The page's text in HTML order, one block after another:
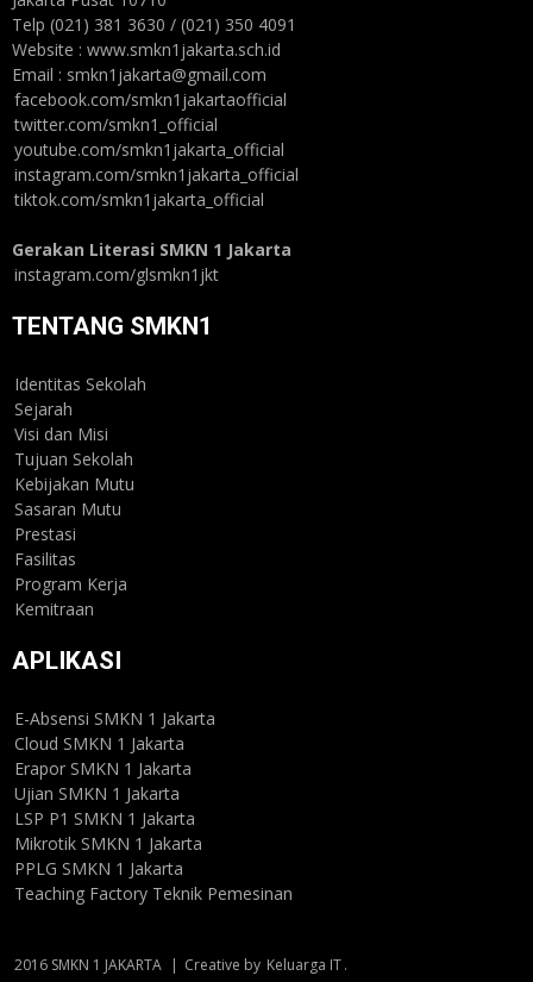
Telp (021) 381 3630 / (021) 350 4091
Website : www.smkn1jakarta.sch.id
Email : smkn1jakarta@gmail.com
facebook.com/smkn1jakartaofficial
twitter.com/smkn1_official
youtube.com/smkn1jakarta_official
instagram.com/smkn1jakarta_official
tiktok.com/smkn1jakarta_official
Gerakan Literasi SMKN 1 Jakarta
instagram.com/glsmkn1jkt
TENTANG SMKN1
Identitas Sekolah
Sejarah
Visi dan Misi
Tujuan Sekolah
Kebijakan Mutu
Sasaran Mutu
Prestasi
Fasilitas
Program Kerja
Kemitraan
APLIKASI
E-Absensi SMKN 1 Jakarta
Cloud SMKN 1 Jakarta
Erapor SMKN 1 Jakarta
Ujian SMKN 1 Jakarta
LSP P1 SMKN 1 Jakarta
Mikrotik SMKN 1 Jakarta
PPLG SMKN 1 Jakarta
Teaching Factory Teknik Pemesinan
2016 SMKN 1 JAKARTA | Creative by Keluarga IT.